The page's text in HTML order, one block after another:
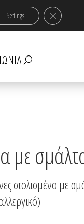
30€!
με
στολισμένο με
Settings Κλείσιμο